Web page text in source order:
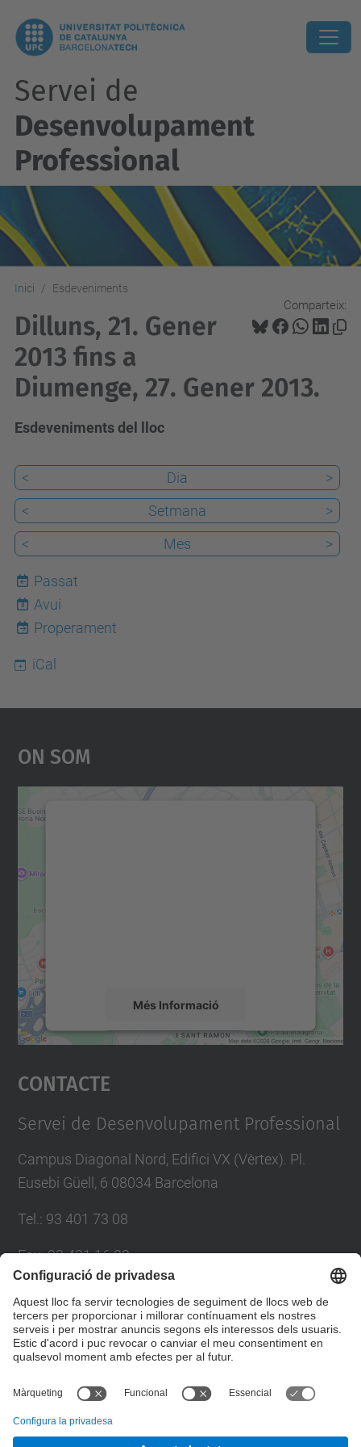
Servei de
Desenvolupament
Professional
Inici Esdeveniments
Comparteix:
Dilluns, 21. Gener
2013 fins a
Diumenge, 27. Gener 2013.
Esdeveniments del lloc
< Dia
>
<
Setmana
>
<
Mes >
Passat
8
Avui
Properament
iCal
On Som
Més Informació
Accepta
powered by
Contacte
Servei de Desenvolupament Professional
Campus Diagonal Nord, Edifici VX (Vèrtex). Pl.
Eusebi Güell, 6 08034 Barcelona
Tel. : 93 401 73 08
Fax:93 401 16 22
Directori UPC
Formulari de contacte